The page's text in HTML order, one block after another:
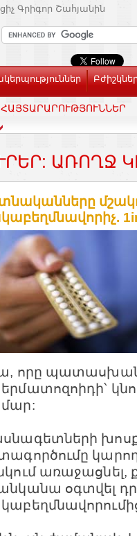
Գրիգոր Շահյանին
ՀԱՅՏԱՐԱՐՈՒԹՅՈՒՆՆԵՐ
ԱՌՈՂՋ
որը
օգտվել